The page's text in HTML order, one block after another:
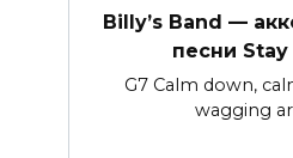
Billy’s Band —
песни
G7 Calm down,
wagging